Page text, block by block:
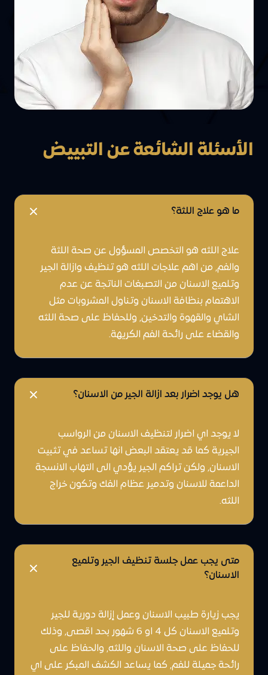
الأسئلة الشائعة عن التبييض
ما هو علاج اللثة؟
علاج اللثه هو التخصص المسؤول عن صحة اللثة
والفم, من اهم علاجات اللثه هو تنظيف وازالة الجير
وتلميع الاسنان من التصبغات الناتجة عن عدم
الاهتمام بنظافة الاسنان وتناول المشروبات مثل
الشاي والقهوة والتدخين, وللحفاظ على صحة اللثه
والقضاء على رائحة الفم الكريهة.
هل يوجد اضرار بعد ازالة الجير من الاسنان؟
لا يوجد اي اضرار لتنظيف الاسنان من الرواسب
الجيرية كما قد يعتقد البعض انها تساعد في تثبيت
الاسنان, ولكن تراكم الجير يؤدي الى التهاب الانسجة
الداعمة للاسنان وتدمير عظام الفك وتكون خراج
اللثه.
متى يجب عمل جلسة تنظيف الجير وتلميع
الاسنان؟
يجب زيارة طبيب الاسنان وعمل إزالة دورية للجير
وتلميع الاسنان كل 4 او 6 شهور بحد اقصى, وذلك
للحفاظ على صحة الاسنان واللثه, والحفاظ على
رائحة جميلة للفم, كما يساعد الكشف المبكر على اي